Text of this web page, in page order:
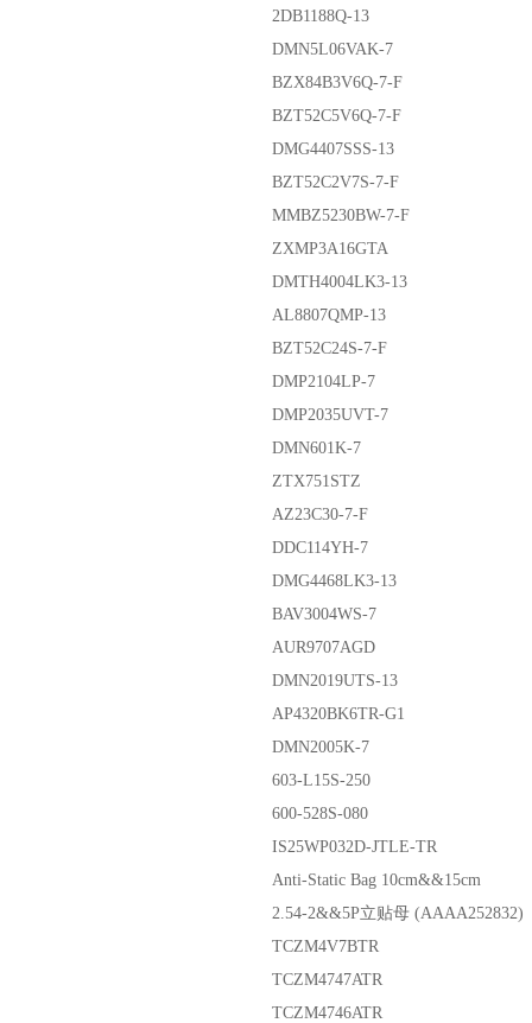
2DB1188Q-13
DMN5L06VAK-7
BZX84B3V6Q-7-F
BZT52C5V6Q-7-F
DMG4407SSS-13
BZT52C2V7S-7-F
MMBZ5230BW-7-F
ZXMP3A16GTA
DMTH4004LK3-13
AL8807QMP-13
BZT52C24S-7-F
DMP2104LP-7
DMP2035UVT-7
DMN601K-7
ZTX751STZ
AZ23C30-7-F
DDC114YH-7
DMG4468LK3-13
BAV3004WS-7
AUR9707AGD
DMN2019UTS-13
AP4320BK6TR-G1
DMN2005K-7
603-L15S-250
600-528S-080
IS25WP032D-JTLE-TR
Anti-Static Bag 10cm&&15cm
2.54-2&&5P立贴母 (AAAA252832)
TCZM4V7BTR
TCZM4747ATR
TCZM4746ATR